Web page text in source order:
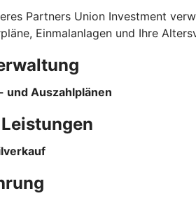
Partners Union Investment
Einmalanlagen und Ihre
und Auszahlplänen